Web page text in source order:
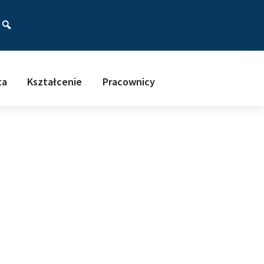
Kształcenie Pracownicy